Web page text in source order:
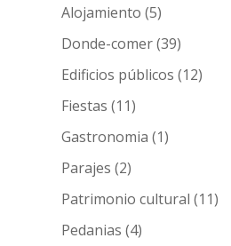
Alojamiento (5)
Donde-comer(39)
Edificios públicos (12)
Fiestas (11)
Gastronomia (1)
Parajes (2)
Patrimonio cultural (11)
Pedanias (4)